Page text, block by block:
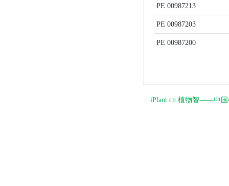
PE 00987213
PE 00987203
PE 00987200
iPlant.cn 植物智——中国